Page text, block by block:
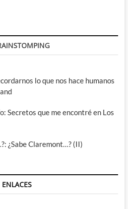
lo que nos hace humanos
Secretos que me encontré en Los
¿Sabe Claremont…? (II)
ENLACES